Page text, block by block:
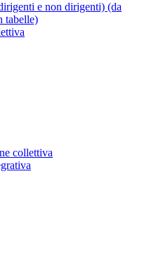
e non dirigenti) (da
tabelle)
collettiva